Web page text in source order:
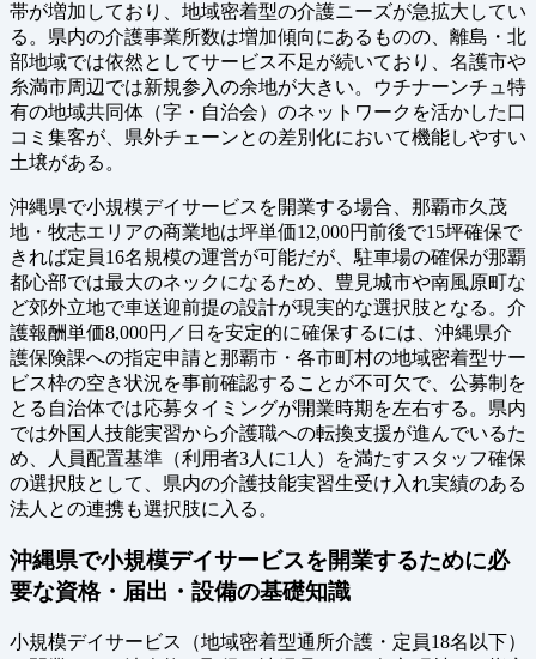
帯が増加しており、地域密着型の介護ニーズが急拡大してい
る。県内の介護事業所数は増加傾向にあるものの、離島・北
部地域では依然としてサービス不足が続いており、名護市や
糸満市周辺では新規参入の余地が大きい。ウチナーンチュ特
有の地域共同体（字・自治会）のネットワークを活かした口
コミ集客が、県外チェーンとの差別化において機能しやすい
土壌がある。
沖縄県で小規模デイサービスを開業する場合、那覇市久茂
地・牧志エリアの商業地は坪単価12,000円前後で15坪確保で
きれば定員16名規模の運営が可能だが、駐車場の確保が那覇
都心部では最大のネックになるため、豊見城市や南風原町な
ど郊外立地で車送迎前提の設計が現実的な選択肢となる。介
護報酬単価8,000円／日を安定的に確保するには、沖縄県介
護保険課への指定申請と那覇市・各市町村の地域密着型サー
ビス枠の空き状況を事前確認することが不可欠で、公募制を
とる自治体では応募タイミングが開業時期を左右する。県内
では外国人技能実習から介護職への転換支援が進んでいるた
め、人員配置基準（利用者3人に1人）を満たすスタッフ確保
の選択肢として、県内の介護技能実習生受け入れ実績のある
法人との連携も選択肢に入る。
沖縄県で小規模デイサービスを開業するために必
要な資格・届出・設備の基礎知識
小規模デイサービス（地域密着型通所介護・定員18名以下）